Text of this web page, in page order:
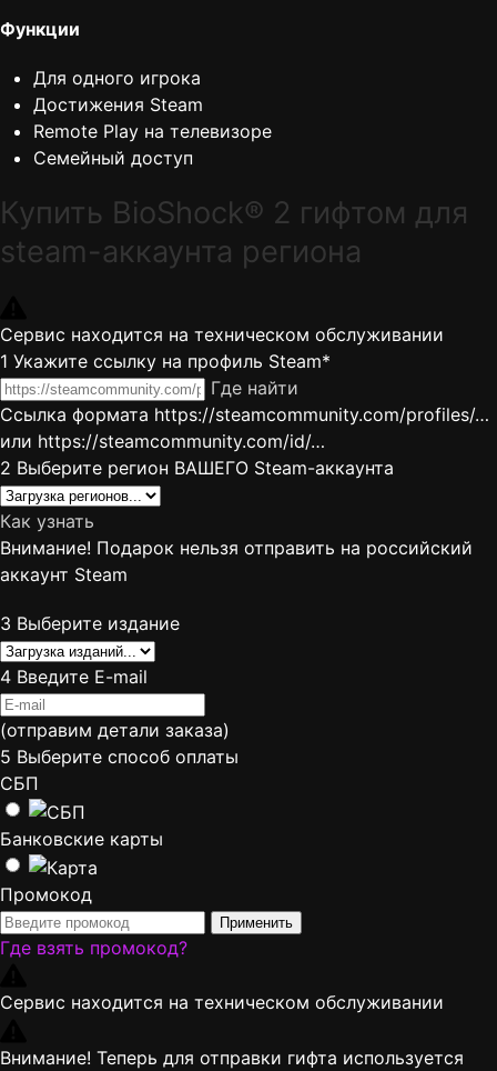
Функции
Для одного игрока
Достижения Steam
Remote Play на телевизоре
Семейный доступ
Купить BioShock® 2 гифтом для
steam-аккаунта региона
Сервис находится на техническом обслуживании
1 Укажите ссылку на профиль Steam*
Где найти
Ссылка формата https://steamcommunity.com/profiles/…
или https://steamcommunity.com/id/…
2 Выберите регион ВАШЕГО Steam-аккаунта
Как узнать
Внимание! Подарок нельзя отправить на российский
аккаунт Steam
3 Выберите издание
4 Введите E-mail
(отправим детали заказа)
5 Выберите способ оплаты
СБП
Банковские карты
Промокод
Применить
Где взять промокод?
Сервис находится на техническом обслуживании
Внимание! Теперь для отправки гифта используется